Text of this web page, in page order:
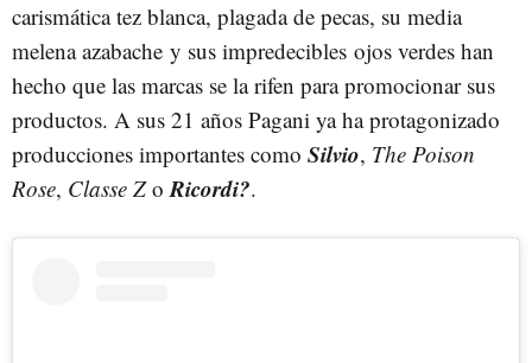
carismática tez blanca, plagada de pecas, su media
melena azabache y sus impredecibles ojos verdes han
hecho que las marcas se la rifen para promocionar sus
productos. A sus 21 años Pagani ya ha protagonizado
producciones importantes como Silvio, The Poison
Rose, Classe ZoRicordi?.